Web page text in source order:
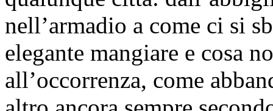
nell’armadio a come ci si
elegante mangiare e cosa
all’occorrenza, come